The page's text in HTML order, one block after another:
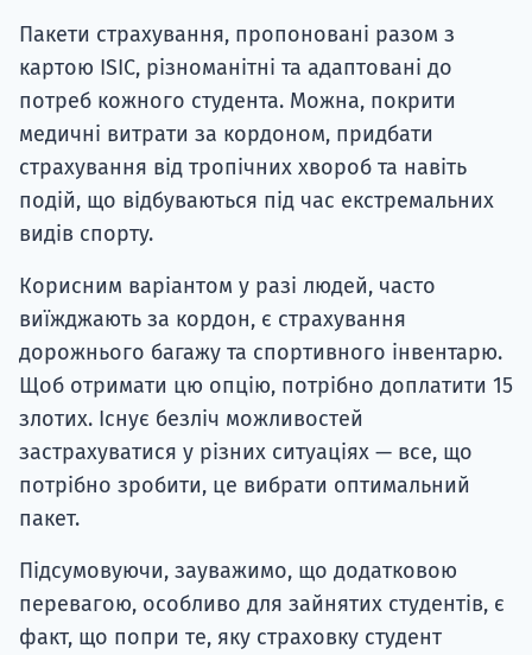
Пакети страхування, пропоновані разом з
картою ISIC, різноманітні та адаптовані до
потреб кожного студента. Можна, покрити
медичні витрати за кордоном, придбати
страхування від тропічних хвороб та навіть
подій, що відбуваються під час екстремальних
видів спорту.
Корисним варіантом у разі людей, часто
виїжджають за кордон, є страхування
дорожнього багажу та спортивного інвентарю.
Щоб отримати цю опцію, потрібно доплатити 15
злотих. Існує безліч можливостей
застрахуватися у різних ситуаціях — все, що
потрібно зробити, це вибрати оптимальний
пакет.
Підсумовуючи, зауважимо, що додатковою
перевагою, особливо для зайнятих студентів, є
факт, що попри те, яку страховку студент